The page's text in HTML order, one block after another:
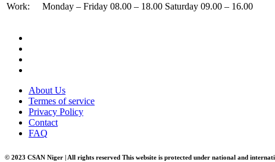
Work: Monday – Friday 08.00 – 18.00 Saturday 09.00 – 16.00
About Us
Termes of service
Privacy Policy
Contact
FAQ
© 2023 CSAN Niger | All rights reserved This website is protected under national and